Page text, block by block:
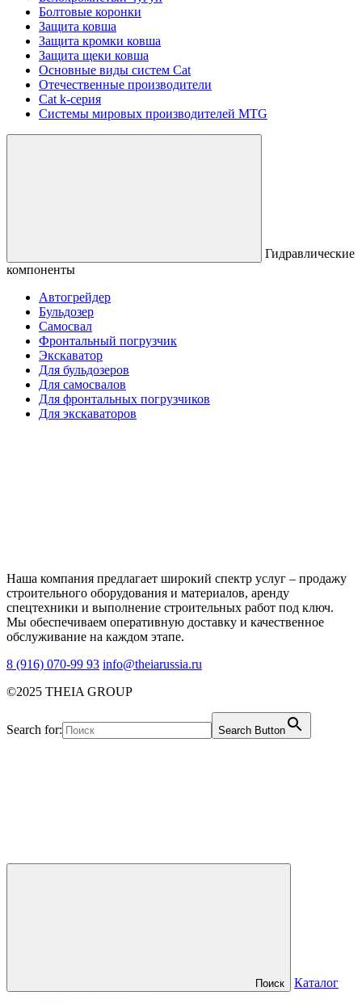
Болтовые коронки
Защита ковша
Защита кромки ковша
Защита щеки ковша
Основные виды систем Cat
Отечественные производители
Сat k-серия
Системы мировых производителей MTG
Гидравлические
компоненты
Автогрейдер
Бульдозер
Самосвал
Фронтальный погрузчик
Экскаватор
Для бульдозеров
Для самосвалов
Для фронтальных погрузчиков
Для экскаваторов
Наша компания предлагает широкий спектр услуг – продажу
строительного оборудования и материалов, аренду
спецтехники и выполнение строительных работ под ключ.
Мы обеспечиваем оперативную доставку и качественное
обслуживание на каждом этапе.
8 (916) 070-99 93 info@theiarussia.ru
©2025 THEIA GROUP
Search for: Search Button
Поиск Каталог